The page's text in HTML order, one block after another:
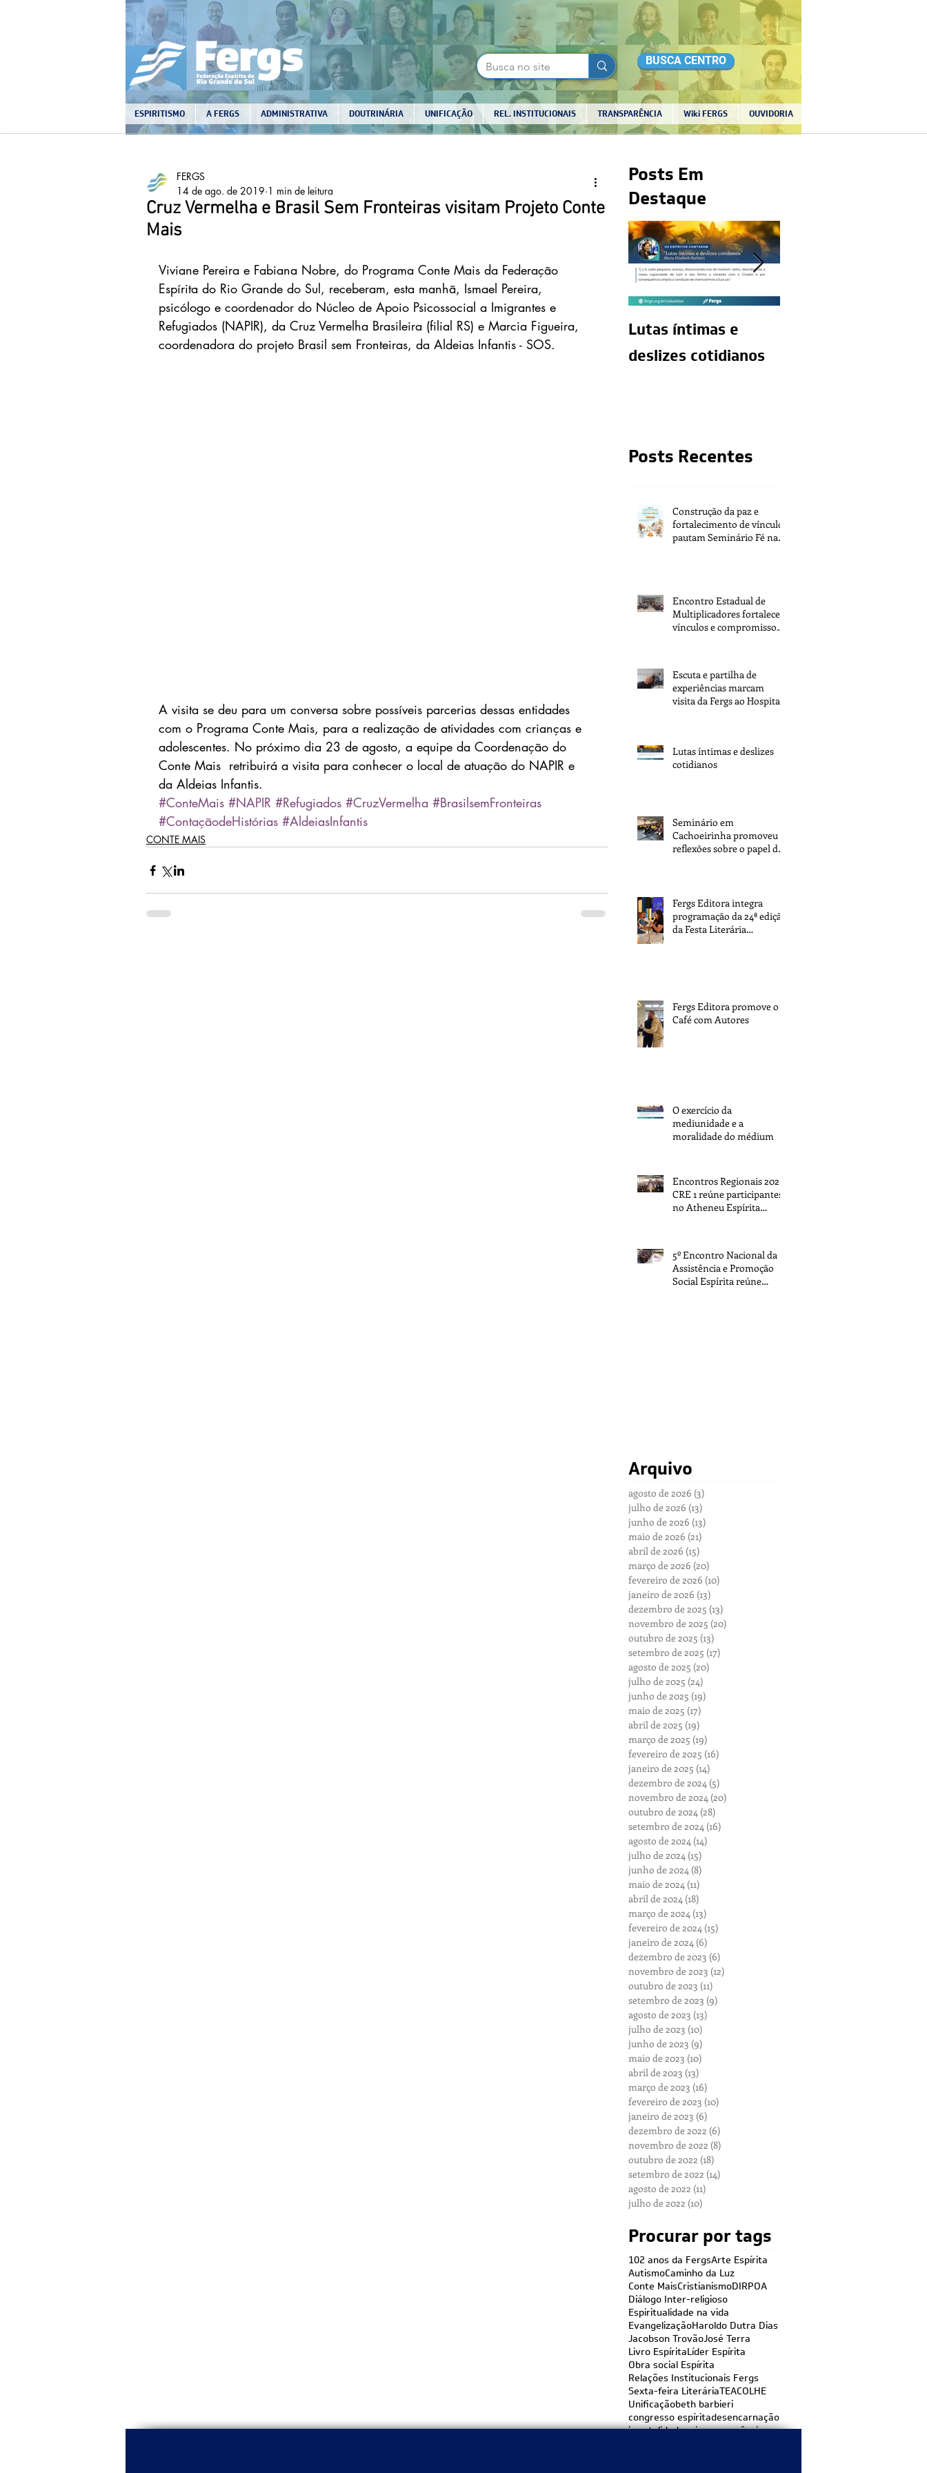
ESPIRITISMO A FERGS ADMINISTRATIVA DOUTRINÁRIA UNIFICAÇÃO REL. INSTITUCIONAIS TRANSPARÊNCIA Wiki FERGS OUVIDORIA
BUSCA CENTRO
Cruz Vermelha e Brasil Sem Fronteiras visitam Projeto Conte
Mais
FERGS
14 de ago. de 2019 1 min de leitura
Viviane Pereira e Fabiana Nobre, do Programa Conte Mais da Federação
Espírita do Rio Grande do Sul, receberam, esta manhã, Ismael Pereira,
psicólogo e coordenador do Núcleo de Apoio Psicossocial a Imigrantes e
Refugiados (NAPIR), da Cruz Vermelha Brasileira (filial RS) e Marcia Figueira,
coordenadora do projeto Brasil sem Fronteiras, da Aldeias Infantis - SOS.
A visita se deu para um conversa sobre possíveis parcerias dessas entidades
com o Programa Conte Mais, para a realização de atividades com crianças e
adolescentes. No próximo dia 23 de agosto, a equipe da Coordenação do
Conte Mais  retribuirá a visita para conhecer o local de atuação do NAPIR e
da Aldeias Infantis.
#ConteMais #NAPIR #Refugiados #CruzVermelha #BrasilsemFronteiras
#ContaçãodeHistórias #AldeiasInfantis
CONTE MAIS
Posts Em
Destaque
Lutas íntimas e
deslizes cotidianos
Posts Recentes
Construção da paz e
fortalecimento de vínculos
pautam Seminário Fé na
Encontro Estadual de
Multiplicadores fortalece
vínculos e compromisso
Escuta e partilha de
experiências marcam
visita da Fergs ao Hospital
Lutas íntimas e deslizes
cotidianos
Seminário em
Cachoeirinha promoveu
reflexões sobre o papel dos
Fergs Editora integra
programação da 24ª edição
da Festa Literária
Fergs Editora promove o 1º
Café com Autores
O exercício da
mediunidade e a
moralidade do médium
Encontros Regionais 2026:
CRE 1 reúne participantes
no Atheneu Espírita
5º Encontro Nacional da
Assistência e Promoção
Social Espírita reúne
Arquivo
agosto de 2026 (3)
julho de 2026 (13)
junho de 2026 (13)
maio de 2026 (21)
abril de 2026 (15)
março de 2026 (20)
fevereiro de 2026 (10)
janeiro de 2026 (13)
dezembro de 2025 (13)
novembro de 2025 (20)
outubro de 2025 (13)
setembro de 2025 (17)
agosto de 2025 (20)
julho de 2025 (24)
junho de 2025 (19)
maio de 2025 (17)
abril de 2025 (19)
março de 2025 (19)
fevereiro de 2025 (16)
janeiro de 2025 (14)
dezembro de 2024 (5)
novembro de 2024 (20)
outubro de 2024 (28)
setembro de 2024 (16)
agosto de 2024 (14)
julho de 2024 (15)
junho de 2024 (8)
maio de 2024 (11)
abril de 2024 (18)
março de 2024 (13)
fevereiro de 2024 (15)
janeiro de 2024 (6)
dezembro de 2023 (6)
novembro de 2023 (12)
outubro de 2023 (11)
setembro de 2023 (9)
agosto de 2023 (13)
julho de 2023 (10)
junho de 2023 (9)
maio de 2023 (10)
abril de 2023 (13)
março de 2023 (16)
fevereiro de 2023 (10)
janeiro de 2023 (6)
dezembro de 2022 (6)
novembro de 2022 (8)
outubro de 2022 (18)
setembro de 2022 (14)
agosto de 2022 (11)
julho de 2022 (10)
Procurar por tags
102 anos da FergsArte Espírita
AutismoCaminho da Luz
Conte MaisCristianismoDIRPOA
Diálogo Inter-religioso
Espiritualidade na vida
EvangelizaçãoHaroldo Dutra Dias
Jacobson TrovãoJosé Terra
Livro EspíritaLíder Espírita
Obra social Espírita
Relações Institucionais Fergs
Sexta-feira LiteráriaTEACOLHE
Unificaçãobeth barbieri
congresso espíritadesencarnação
imortalidade e impermanência